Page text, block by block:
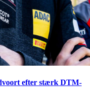
efter stærk DTM-